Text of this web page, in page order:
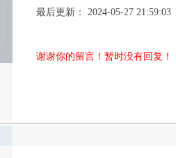
最后更新： 2024-05-27 21:59:03
谢谢你的留言！暂时没有回复！